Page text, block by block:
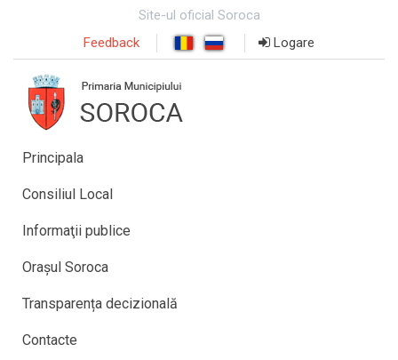
Site-ul oficial Soroca
Feedback
Logare
Principala
Consiliul Local
Informaţii publice
Orașul Soroca
Transparența decizională
Contacte